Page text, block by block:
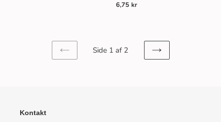
Normalpris
6,75 kr
FORRIGE
Side 1 af 2
NÆSTE
Kontakt